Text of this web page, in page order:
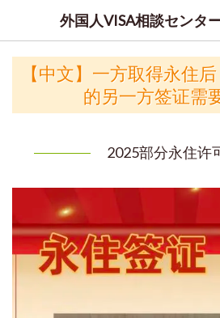
外国人VISA相談センタ
【中文】一方取得永住
的另一方签证需
2025部分永住许